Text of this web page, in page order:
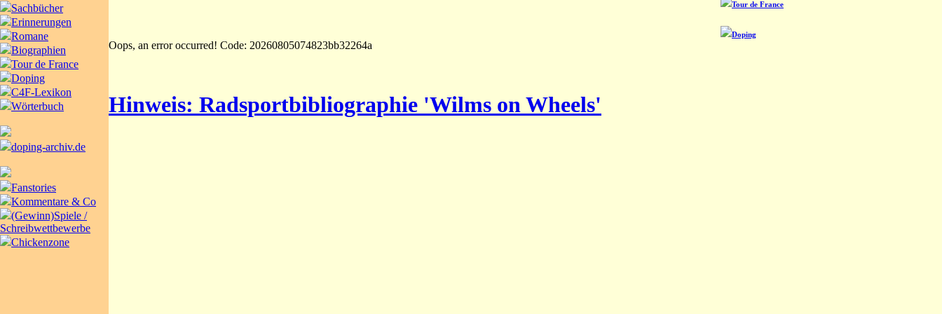
Sachbücher
Erinnerungen
Romane
Biographien
Tour de France
Doping
C4F-Lexikon
Wörterbuch
doping-archiv.de
Fanstories
Kommentare & Co
(Gewinn)Spiele /
Schreibwettbewerbe
Chickenzone
Oops, an error occurred! Code: 20260805074823bb32264a
Hinweis: Radsportbibliographie 'Wilms on Wheels'
Tour de France
Doping